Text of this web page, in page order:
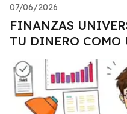
07/06/2026
FINANZAS
TU DINERO COMO